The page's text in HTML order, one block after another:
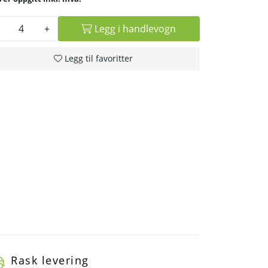
+ Legg i handlevogn
Legg til favoritter
Rask levering